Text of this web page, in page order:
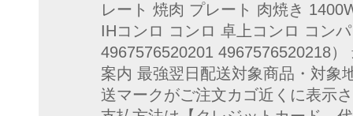
レート 焼肉 プレート 肉焼き
IHコンロ コンロ 卓上コンロ コン
4967576520201 4967576520218
案内 最強翌日配送対象商品・対象
送マークがご注文カゴ近くに表示